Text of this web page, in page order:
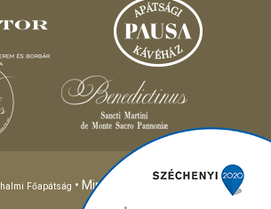
Főapátság • Minden jog fenntartva!